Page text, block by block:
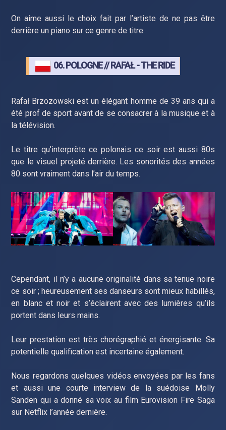
On aime aussi le choix fait par l’artiste de ne pas être
derrière un piano sur ce genre de titre.
06. POLOGNE // RAFAŁ - THE RIDE
Rafał Brzozowski est un élégant homme de 39 ans qui a
été prof de sport avant de se consacrer à la musique et à
la télévision.
Le titre qu’interprète ce polonais ce soir est aussi 80s
que le visuel projeté derrière. Les sonorités des années
80 sont vraiment dans l’air du temps.
Cependant, il n’y a aucune originalité dans sa tenue noire
ce soir ; heureusement ses danseurs sont mieux habillés,
en blanc et noir et s’éclairent avec des lumières qu’ils
portent dans leurs mains.
Leur prestation est très chorégraphié et énergisante. Sa
potentielle qualification est incertaine également.
Nous regardons quelques vidéos envoyées par les fans
et aussi une courte interview de la suédoise Molly
Sanden qui a donné sa voix au film Eurovision Fire Saga
sur Netflix l’année dernière.